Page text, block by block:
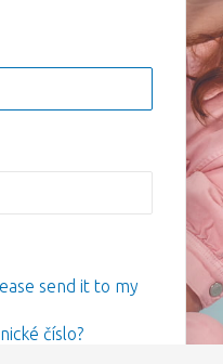
send it to my
číslo?